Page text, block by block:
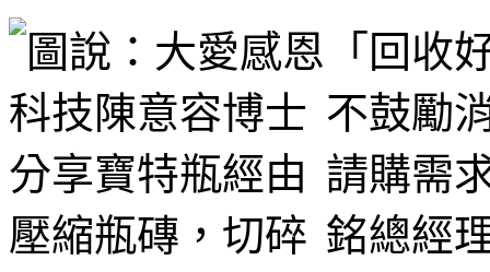
「回收
不鼓勵
請購需
銘總經